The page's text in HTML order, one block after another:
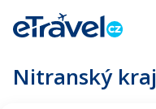
Nitranský kraj